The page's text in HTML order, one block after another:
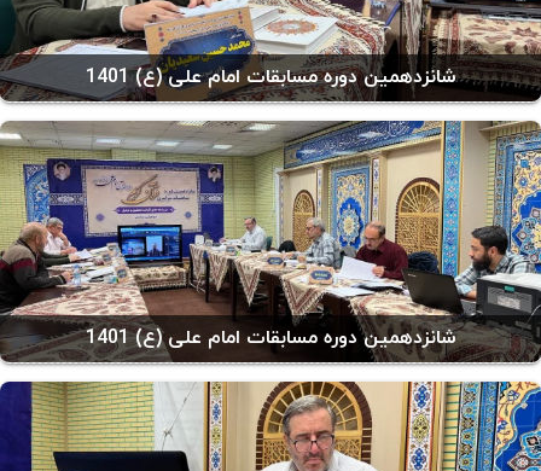
شانزدهمین دوره مسابقات امام علی (ع) 1401
شانزدهمین دوره مسابقات امام علی (ع) 1401